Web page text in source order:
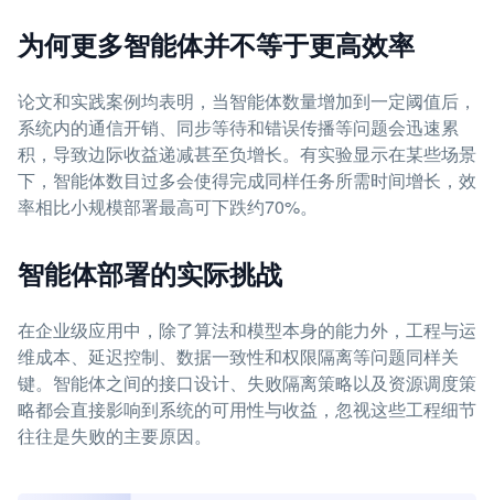
为何更多智能体并不等于更高效率
论文和实践案例均表明，当智能体数量增加到一定阈值后，
系统内的通信开销、同步等待和错误传播等问题会迅速累
积，导致边际收益递减甚至负增长。有实验显示在某些场景
下，智能体数目过多会使得完成同样任务所需时间增长，效
率相比小规模部署最高可下跌约70%。
智能体部署的实际挑战
在企业级应用中，除了算法和模型本身的能力外，工程与运
维成本、延迟控制、数据一致性和权限隔离等问题同样关
键。智能体之间的接口设计、失败隔离策略以及资源调度策
略都会直接影响到系统的可用性与收益，忽视这些工程细节
往往是失败的主要原因。